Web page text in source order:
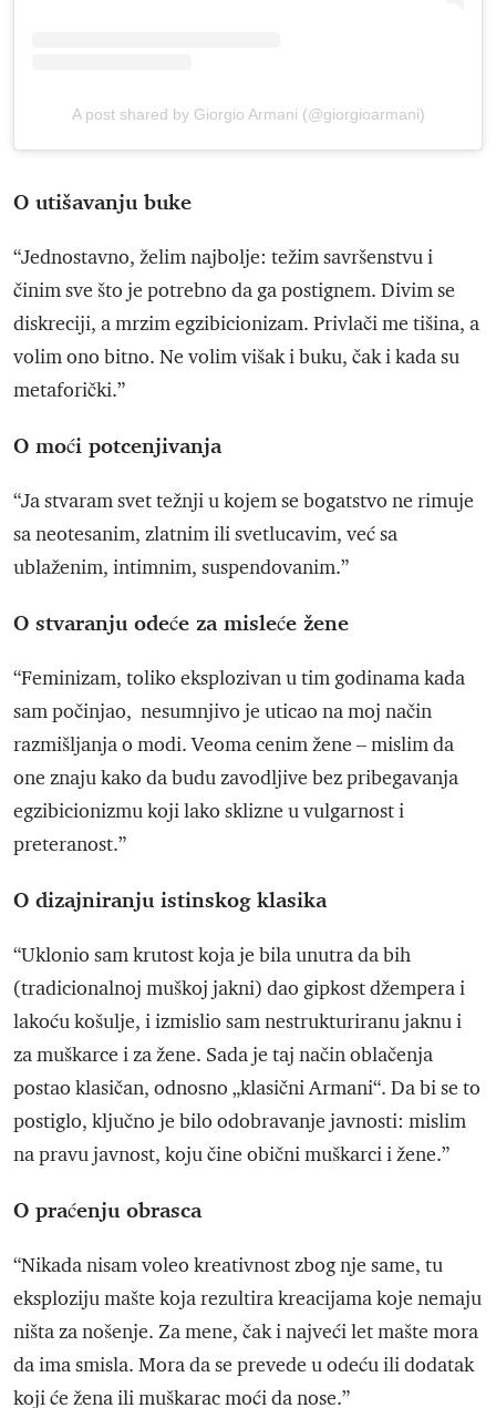
A post shared by Giorgio Armani (@giorgioarmani)
O utišavanju buke
“Jednostavno, želim najbolje: težim savršenstvu i
činim sve što je potrebno da ga postignem. Divim se
diskreciji, a mrzim egzibicionizam. Privlači me tišina, a
volim ono bitno. Ne volim višak i buku, čak i kada su
metaforički.”
O moći potcenjivanja
“Ja stvaram svet težnji u kojem se bogatstvo ne rimuje
sa neotesanim, zlatnim ili svetlucavim, već sa
ublaženim, intimnim, suspendovanim.”
O stvaranju odeće za misleće žene
“Feminizam, toliko eksplozivan u tim godinama kada
sam počinjao, nesumnjivo je uticao na moj način
razmišljanja o modi. Veoma cenim žene – mislim da
one znaju kako da budu zavodljive bez pribegavanja
egzibicionizmu koji lako sklizne u vulgarnost i
preteranost.”
O dizajniranju istinskog klasika
“Uklonio sam krutost koja je bila unutra da bih
(tradicionalnoj muškoj jakni) dao gipkost džempera i
lakoću košulje, i izmislio sam nestrukturiranu jaknu i
za muškarce i za žene. Sada je taj način oblačenja
postao klasičan, odnosno „klasični Armani“. Da bi se to
postiglo, ključno je bilo odobravanje javnosti: mislim
na pravu javnost, koju čine obični muškarci i žene.”
O praćenju obrasca
“Nikada nisam voleo kreativnost zbog nje same, tu
eksploziju mašte koja rezultira kreacijama koje nemaju
ništa za nošenje. Za mene, čak i najveći let mašte mora
da ima smisla. Mora da se prevede u odeću ili dodatak
koji će žena ili muškarac moći da nose.”